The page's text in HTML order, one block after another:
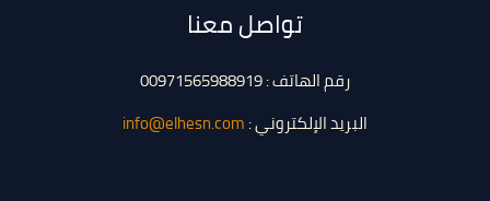
تواصل معنا
رقم الهاتف : 00971565988919
البريد الإلكتروني :info@elhesn.com